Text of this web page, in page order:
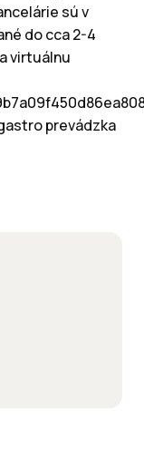
sú v
do cca 2-4
virtuálnu
prevádzka